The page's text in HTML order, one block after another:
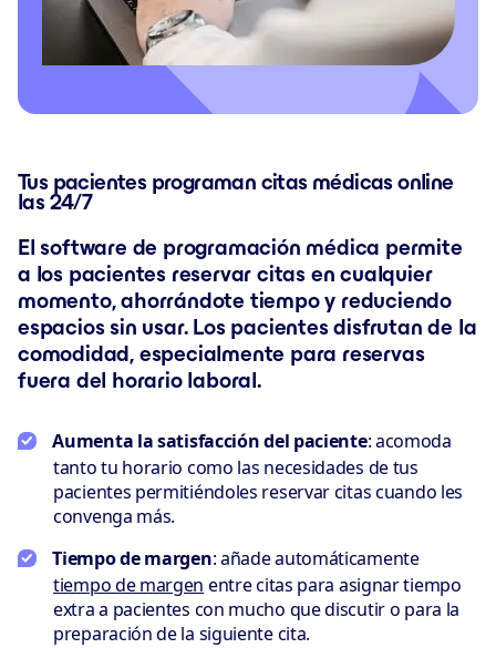
Tus pacientes programan citas médicas online
las 24/7
El software de programación médica permite
a los pacientes reservar citas en cualquier
momento, ahorrándote tiempo y reduciendo
espacios sin usar. Los pacientes disfrutan de la
comodidad, especialmente para reservas
fuera del horario laboral.
Aumenta la satisfacción del paciente: acomoda
tanto tu horario como las necesidades de tus
pacientes permitiéndoles reservar citas cuando les
convenga más.
Tiempo de margen: añade automáticamente
tiempo de margen entre citas para asignar tiempo
extra a pacientes con mucho que discutir o para la
preparación de la siguiente cita.